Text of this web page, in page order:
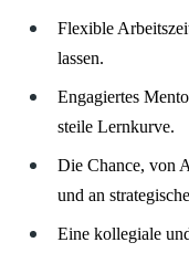
Flexible
lassen.
Engagiertes
steile Lernkurve.
Die Chance, von
und an
Eine kollegiale